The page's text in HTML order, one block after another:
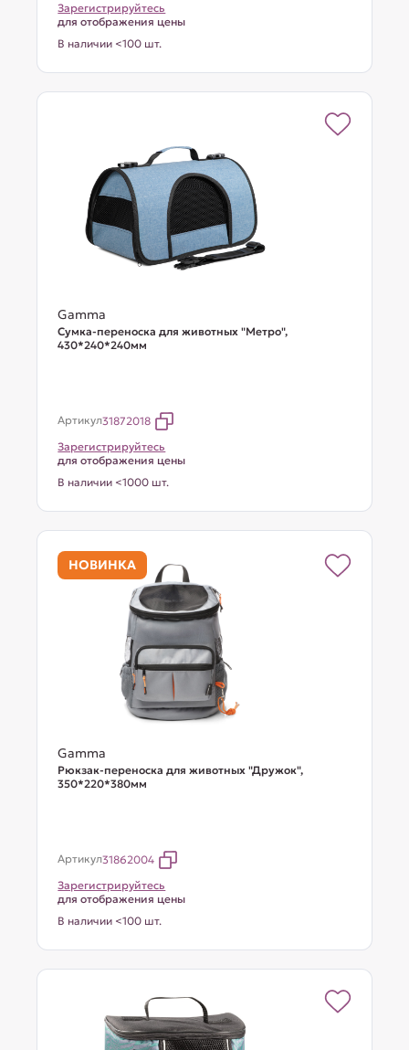
Зарегистрируйтесь
для отображения цены
В наличии <100 шт.
Gamma
Сумка-переноска для животных "Метро",
430*240*240мм
Артикул31872018
Зарегистрируйтесь
для отображения цены
В наличии <1000 шт.
НОВИНКА
Gamma
Рюкзак-переноска для животных "Дружок",
350*220*380мм
Артикул31862004
Зарегистрируйтесь
для отображения цены
В наличии <100 шт.